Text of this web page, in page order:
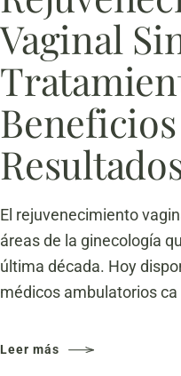
Vaginal
El rejuvenecimiento
áreas de la ginecología
última década. Hoy
médicos ambulatorios ca
Leer más